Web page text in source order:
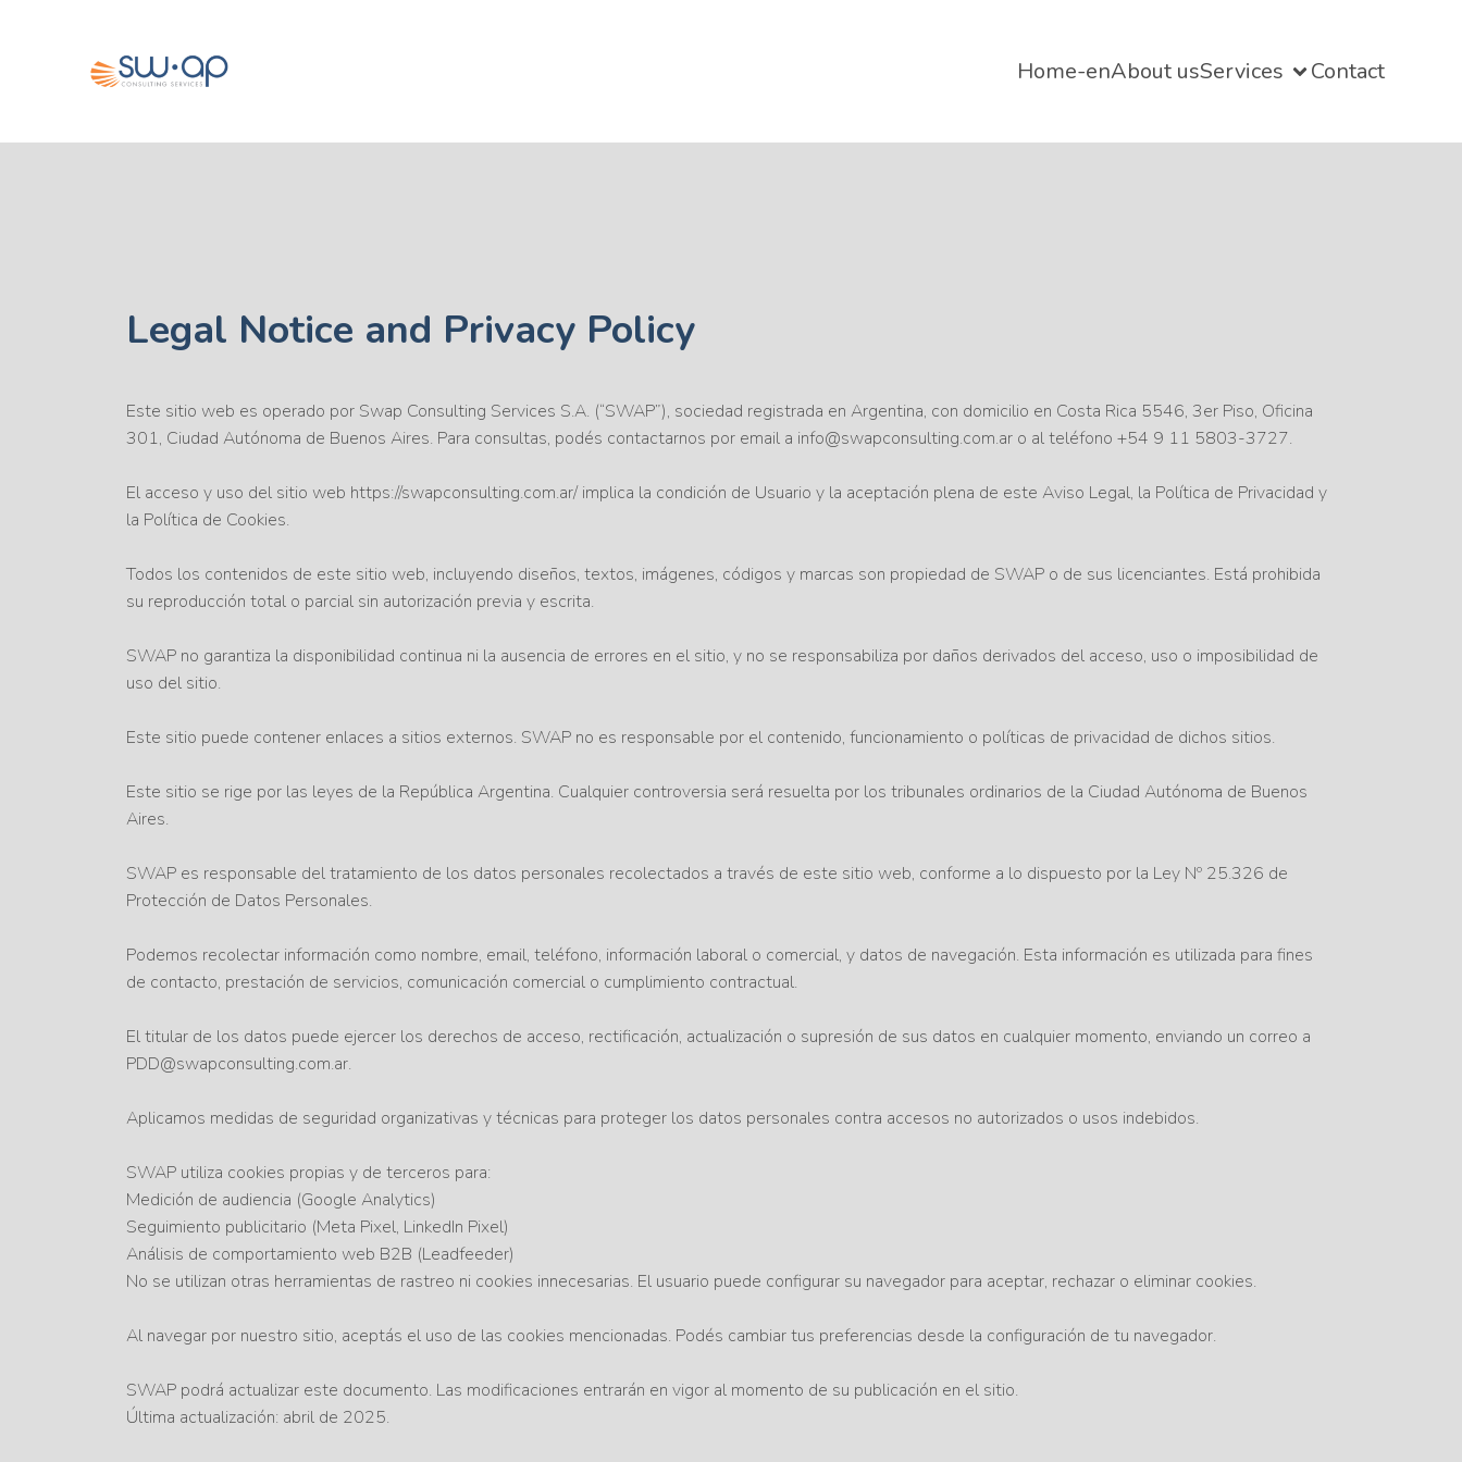
Home-enAbout usServices Contact
Legal Notice and Privacy Policy
Este sitio web es operado por Swap Consulting Services S.A. (“SWAP”), sociedad registrada en Argentina, con domicilio en Costa Rica 5546, 3er Piso, Oficina
301, Ciudad Autónoma de Buenos Aires. Para consultas, podés contactarnos por email a info@swapconsulting.com.ar o al teléfono +54 9 11 5803-3727.
El acceso y uso del sitio web https://swapconsulting.com.ar/ implica la condición de Usuario y la aceptación plena de este Aviso Legal, la Política de Privacidad y
la Política de Cookies.
Todos los contenidos de este sitio web, incluyendo diseños, textos, imágenes, códigos y marcas son propiedad de SWAP o de sus licenciantes. Está prohibida
su reproducción total o parcial sin autorización previa y escrita.
SWAP no garantiza la disponibilidad continua ni la ausencia de errores en el sitio, y no se responsabiliza por daños derivados del acceso, uso o imposibilidad de
uso del sitio.
Este sitio puede contener enlaces a sitios externos. SWAP no es responsable por el contenido, funcionamiento o políticas de privacidad de dichos sitios.
Este sitio se rige por las leyes de la República Argentina. Cualquier controversia será resuelta por los tribunales ordinarios de la Ciudad Autónoma de Buenos
Aires.
SWAP es responsable del tratamiento de los datos personales recolectados a través de este sitio web, conforme a lo dispuesto por la Ley Nº 25.326 de
Protección de Datos Personales.
Podemos recolectar información como nombre, email, teléfono, información laboral o comercial, y datos de navegación. Esta información es utilizada para fines
de contacto, prestación de servicios, comunicación comercial o cumplimiento contractual.
El titular de los datos puede ejercer los derechos de acceso, rectificación, actualización o supresión de sus datos en cualquier momento, enviando un correo a
PDD@swapconsulting.com.ar.
Aplicamos medidas de seguridad organizativas y técnicas para proteger los datos personales contra accesos no autorizados o usos indebidos.
SWAP utiliza cookies propias y de terceros para:
Medición de audiencia (Google Analytics)
Seguimiento publicitario (Meta Pixel, LinkedIn Pixel)
Análisis de comportamiento web B2B (Leadfeeder)
No se utilizan otras herramientas de rastreo ni cookies innecesarias. El usuario puede configurar su navegador para aceptar, rechazar o eliminar cookies.
Al navegar por nuestro sitio, aceptás el uso de las cookies mencionadas. Podés cambiar tus preferencias desde la configuración de tu navegador.
SWAP podrá actualizar este documento. Las modificaciones entrarán en vigor al momento de su publicación en el sitio.
Última actualización: abril de 2025.